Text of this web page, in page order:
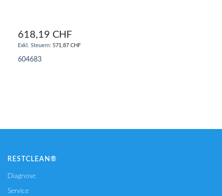
618,19 CHF
571,87 CHF
604683
RESTCLEAN®
Diagnose
Service